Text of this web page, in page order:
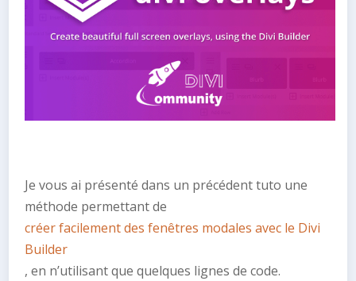
Je vous ai présenté dans un précédent tuto une
méthode permettant de
créer facilement des fenêtres modales avec le Divi
Builder
, en n’utilisant que quelques lignes de code.